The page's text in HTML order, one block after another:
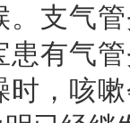
。支气
患有气
时，咳